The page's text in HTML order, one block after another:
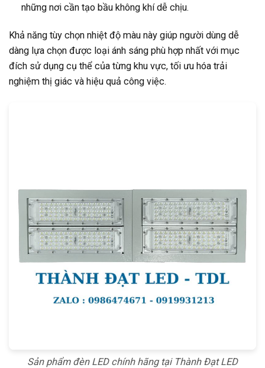
những nơi cần tạo bầu không khí dễ chịu.
Khả năng tùy chọn nhiệt độ màu này giúp người dùng dễ
dàng lựa chọn được loại ánh sáng phù hợp nhất với mục
đích sử dụng cụ thể của từng khu vực, tối ưu hóa trải
nghiệm thị giác và hiệu quả công việc.
Sản phẩm đèn LED chính hãng tại Thành Đạt LED